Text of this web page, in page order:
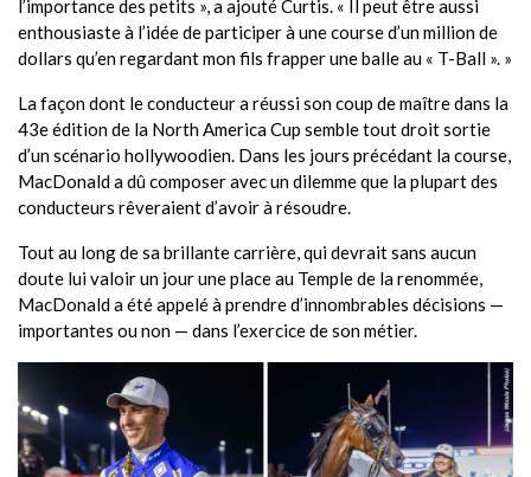
l’importance des petits », a ajouté Curtis. « Il peut être aussi
enthousiaste à l’idée de participer à une course d’un million de
dollars qu’en regardant mon fils frapper une balle au « T-Ball ». »
La façon dont le conducteur a réussi son coup de maître dans la
43e édition de la North America Cup semble tout droit sortie
d’un scénario hollywoodien. Dans les jours précédant la course,
MacDonald a dû composer avec un dilemme que la plupart des
conducteurs rêveraient d’avoir à résoudre.
Tout au long de sa brillante carrière, qui devrait sans aucun
doute lui valoir un jour une place au Temple de la renommée,
MacDonald a été appelé à prendre d’innombrables décisions —
importantes ou non — dans l’exercice de son métier.